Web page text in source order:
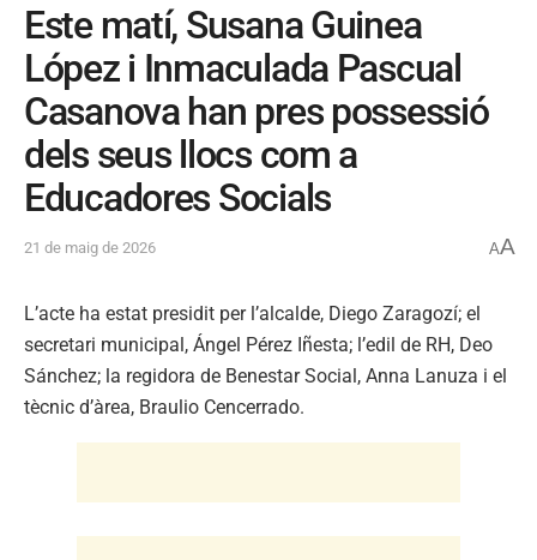
Este matí, Susana Guinea
López i Inmaculada Pascual
Casanova han pres possessió
dels seus llocs com a
Educadores Socials
21 de maig de 2026 AA
L’acte ha estat presidit per l’alcalde, Diego Zaragozí; el
secretari municipal, Ángel Pérez Iñesta; l’edil de RH, Deo
Sánchez; la regidora de Benestar Social, Anna Lanuza i el
tècnic d’àrea, Braulio Cencerrado.